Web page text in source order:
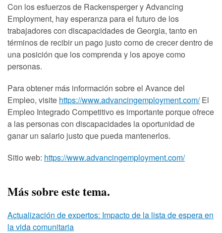
Con los esfuerzos de Rackensperger y Advancing
Employment, hay esperanza para el futuro de los
trabajadores con discapacidades de Georgia, tanto en
términos de recibir un pago justo como de crecer dentro de
una posición que los comprenda y los apoye como
personas.
Para obtener más información sobre el Avance del
Empleo, visite https://www.advancingemployment.com/El
Empleo Integrado Competitivo es importante porque ofrece
a las personas con discapacidades la oportunidad de
ganar un salario justo que pueda mantenerlos.
Sitio web: https://www.advancingemployment.com/
Más sobre este tema.
Actualización de expertos: Impacto de la lista de espera en
la vida comunitaria